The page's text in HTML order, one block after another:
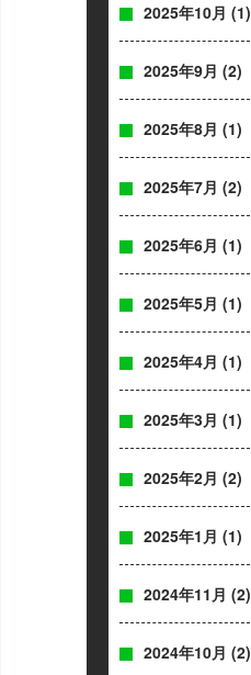
2025年10月 (1)
2025年9月 (2)
2025年8月 (1)
2025年7月 (2)
2025年6月 (1)
2025年5月 (1)
2025年4月 (1)
2025年3月 (1)
2025年2月 (2)
2025年1月 (1)
2024年11月 (2)
2024年10月 (2)